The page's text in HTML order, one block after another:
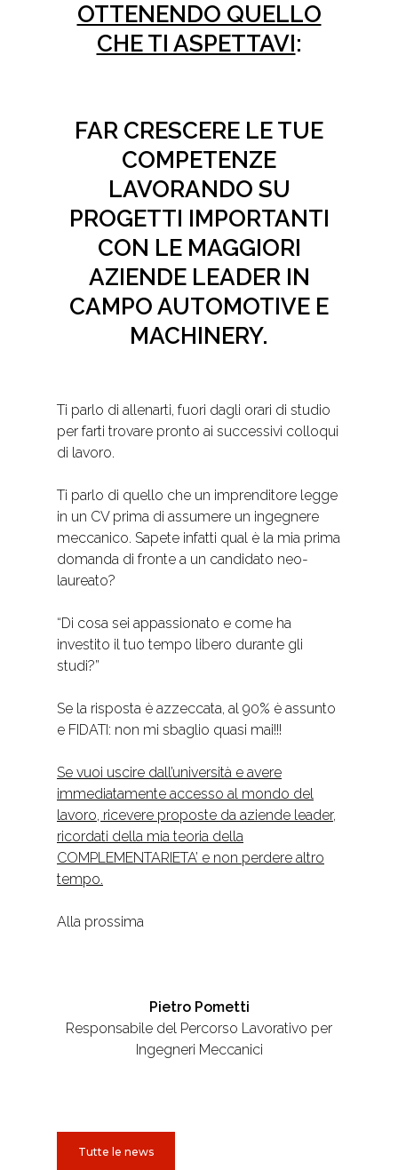
OTTENENDO QUELLO
CHE TI ASPETTAVI:
FAR CRESCERE LE TUE
COMPETENZE
LAVORANDO SU
PROGETTI IMPORTANTI
CON LE MAGGIORI
AZIENDE LEADER IN
CAMPO AUTOMOTIVE E
MACHINERY.
Ti parlo di allenarti, fuori dagli orari di studio
per farti trovare pronto ai successivi colloqui
di lavoro.
Ti parlo di quello che un imprenditore legge
in un CV prima di assumere un ingegnere
meccanico. Sapete infatti qual è la mia prima
domanda di fronte a un candidato neo-
laureato?
“Di cosa sei appassionato e come ha
investito il tuo tempo libero durante gli
studi?”
Se la risposta è azzeccata, al 90% è assunto
e FIDATI: non mi sbaglio quasi mai!!!
Se vuoi uscire dall’università e avere
immediatamente accesso al mondo del
lavoro, ricevere proposte da aziende leader,
ricordati della mia teoria della
COMPLEMENTARIETA’ e non perdere altro
tempo.
Alla prossima
Pietro Pometti
Responsabile del Percorso Lavorativo per
Ingegneri Meccanici
Tutte le news